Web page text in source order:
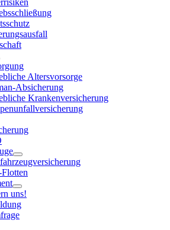
Altersvorsorge
Absicherung
Krankenversicherung
uns!